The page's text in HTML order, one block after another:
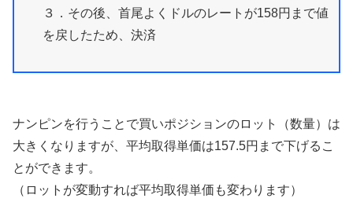
３．その後、首尾よくドルのレートが158円まで値
を戻したため、決済
ナンピンを行うことで買いポジションのロット（数量）は
大きくなりますが、平均取得単価は157.5円まで下げるこ
とができます。
（ロットが変動すれば平均取得単価も変わります）